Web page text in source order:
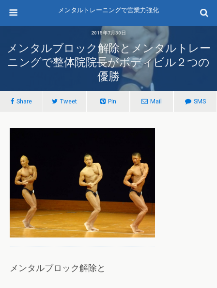
メンタルトレーニングで営業力強化
2015年7月30日
メンタルブロック解除とメンタルトレー
ニングで整体院院長がボディビル２つの
優勝
Share Tweet Pin Mail SMS
メンタルブロック解除と